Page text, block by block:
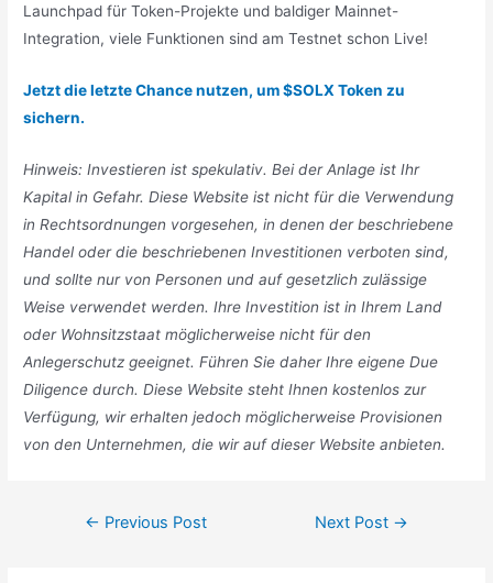
Launchpad für Token-Projekte und baldiger Mainnet-
Integration, viele Funktionen sind am Testnet schon Live!
Jetzt die letzte Chance nutzen, um $SOLX Token zu
sichern.
Hinweis: Investieren ist spekulativ. Bei der Anlage ist Ihr
Kapital in Gefahr. Diese Website ist nicht für die Verwendung
in Rechtsordnungen vorgesehen, in denen der beschriebene
Handel oder die beschriebenen Investitionen verboten sind,
und sollte nur von Personen und auf gesetzlich zulässige
Weise verwendet werden. Ihre Investition ist in Ihrem Land
oder Wohnsitzstaat möglicherweise nicht für den
Anlegerschutz geeignet. Führen Sie daher Ihre eigene Due
Diligence durch. Diese Website steht Ihnen kostenlos zur
Verfügung, wir erhalten jedoch möglicherweise Provisionen
von den Unternehmen, die wir auf dieser Website anbieten.
Post← Previous Post Next Post →